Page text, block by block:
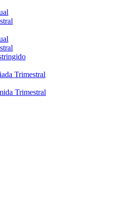
Trimestral
Trimestral